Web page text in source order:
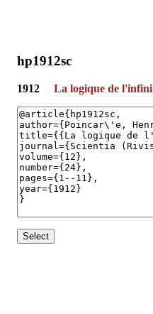
hp1912sc
1912 La logique de l'infini
Select